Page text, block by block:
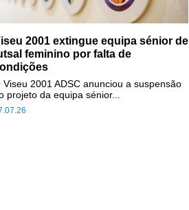
2001 extingue equipa sénior de
feminino por falta de
Viseu 2001 ADSC anunciou a suspensão
projeto da equipa sénior...